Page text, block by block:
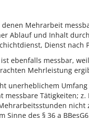
Mehrarbeit
Ablauf und Inhalt
Dienst nach
ebenfalls messbar,
Mehrleistung
unerheblichem
Tätigkeiten;
des § 36 a